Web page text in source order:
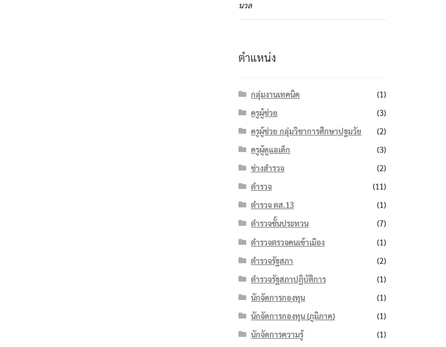
นวล
ตำแหน่ง
กลุ่มงานเทคนิค
(1)
ครูผู้ช่วย
(3)
ครูผู้ช่วย กลุ่มวิชาการศึกษาปฐมวัย
(2)
ครูผู้ดูแลเด็ก
(3)
ช่างสำรวจ
(2)
ตำรวจ
(11)
ตำรวจ ตส.13
(1)
ตำรวจชั้นประทวน
(7)
ตำรวจตรวจคนเข้าเมือง
(1)
ตำรวจรัฐสภา
(2)
ตำรวจรัฐสภาปฏิบัติการ
(1)
นักจัดการกองทุน
(1)
นักจัดการกองทุน (ภูมิภาค)
(1)
นักจัดการความรู้
(1)